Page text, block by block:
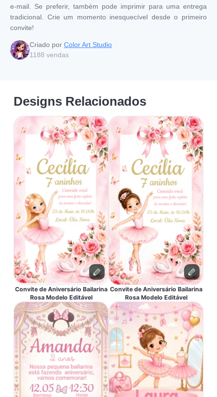
e-mail. Se preferir, também pode imprimir para uma entrega
tradicional. Crie um momento inesquecível desde o primeiro
convite!
Criado por Color Art Studio
1188 vendas
Designs Relacionados
Convite de Aniversário Bailarina
Rosa Modelo Editável
Convite de Aniversário Bailarina
Rosa Modelo Editável